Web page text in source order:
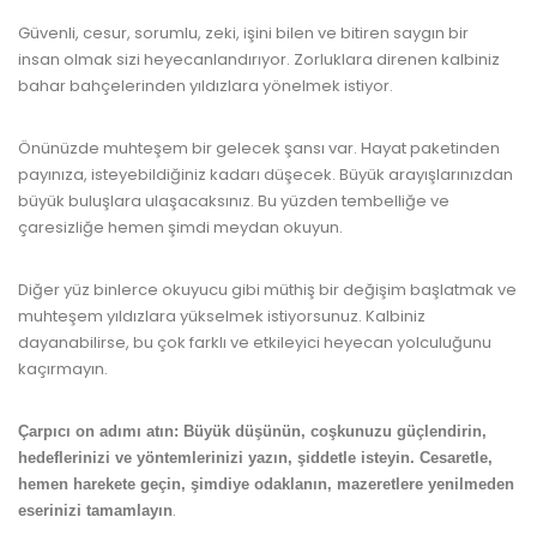
Güvenli, cesur, sorumlu, zeki, işini bilen ve bitiren saygın bir
insan olmak sizi heyecanlandırıyor. Zorluklara direnen kalbiniz
bahar bahçelerinden yıldızlara yönelmek istiyor.
Önünüzde muhteşem bir gelecek şansı var. Hayatpaketinden
payınıza, isteyebildiğiniz kadarı düşecek. Büyük arayışlarınızdan
büyük buluşlara ulaşacaksınız. Bu yüzden tembelliğe ve
çaresizliğe hemen şimdi meydan okuyun.
Diğer yüz binlerce okuyucu gibi müthiş bir değişim başlatmak ve
muhteşem yıldızlara yükselmek istiyorsunuz. Kalbiniz
dayanabilirse, bu çok farklı ve etkileyici heyecan yolculuğunu
kaçırmayın.
Çarpıcı on adımı atın: Büyük düşünün, coşkunuzu güçlendirin,
hedeflerinizi ve yöntemlerinizi yazın, şiddetle isteyin. Cesaretle,
hemen harekete geçin, şimdiye odaklanın, mazeretlere yenilmeden
eserinizi tamamlayın.